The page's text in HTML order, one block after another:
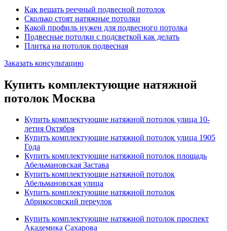
Как вешать реечный подвесной потолок
Сколько стоят натяжные потолки
Какой профиль нужен для подвесного потолка
Подвесные потолки с подсветкой как делать
Плитка на потолок подвесная
Заказать консультацию
Купить комплектующие натяжной
потолок Москва
Купить комплектующие натяжной потолок улица 10-
летия Октября
Купить комплектующие натяжной потолок улица 1905
Года
Купить комплектующие натяжной потолок площадь
Абельмановская Застава
Купить комплектующие натяжной потолок
Абельмановская улица
Купить комплектующие натяжной потолок
Абрикосовский переулок
Купить комплектующие натяжной потолок проспект
Академика Сахарова